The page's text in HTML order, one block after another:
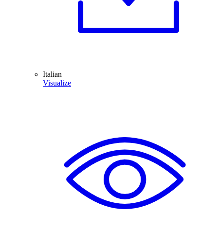
Italian
Visualize